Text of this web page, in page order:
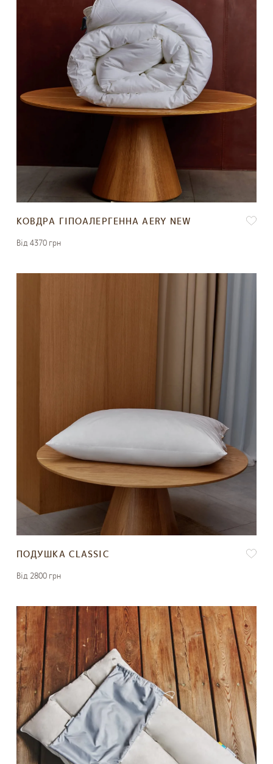
КОВДРА ГІПОАЛЕРГЕННА AERY NEW
Вiд 4370 грн
ПОДУШКА CLASSIC
Вiд 2800 грн